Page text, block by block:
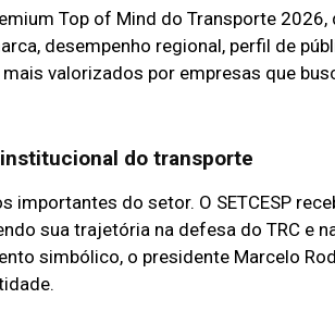
Top of Mind do Transporte 2026,
desempenho regional, perfil de
valorizados por empresas que
do transporte
do setor. O SETCESP
sua trajetória na defesa do TRC e
simbólico, o presidente Marcelo